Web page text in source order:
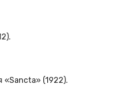
«Sancta» (1922).